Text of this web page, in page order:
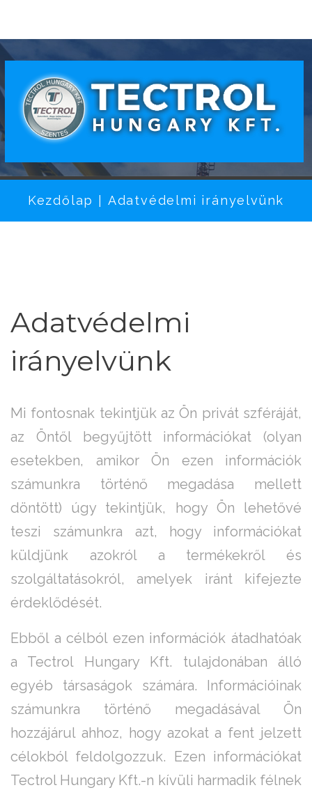
Kezdőlap Adatvédelmi irányelvünk
Adatvédelmi
irányelvünk
Mi fontosnak tekintjük az Ön privát szféráját,
az Öntől begyűjtött információkat (olyan
esetekben, amikor Ön ezen információk
számunkra történő megadása mellett
döntött) úgy tekintjük, hogy Ön lehetővé
teszi számunkra azt, hogy információkat
küldjünk azokról a termékekről és
szolgáltatásokról, amelyek iránt kifejezte
érdeklődését.
Ebből a célból ezen információk átadhatóak
a Tectrol Hungary Kft. tulajdonában álló
egyéb társaságok számára. Információinak
számunkra történő megadásával Ön
hozzájárul ahhoz, hogy azokat a fent jelzett
célokból feldolgozzuk. Ezen információkat
Tectrol Hungary Kft.-n kívüli harmadik félnek